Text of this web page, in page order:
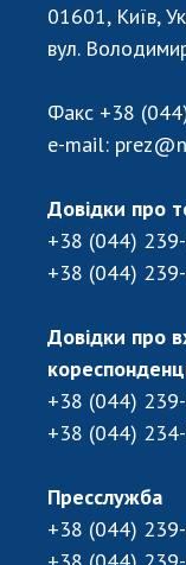
Відкрита
Підготовка
Членство в
Міжнародні
Міжнародні
ДОКУМЕНТИ
Нормативні
Державний
Вибори до
Бланки
НОВИНИ
01601, Київ,
вул.
Факс +38
e-mail:
Довідки про
+38 (044)
+38 (044)
Довідки про
+38 (044)
+38 (044)
Пресслужба
+38 (044)